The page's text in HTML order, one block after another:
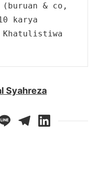
(buruan & co,
karya
Syahreza